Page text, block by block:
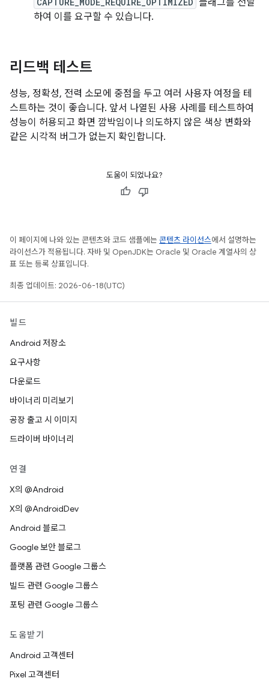
플래그를 전달
하여 이를 요구할 수 있습니다.
리드백 테스트
성능, 정확성, 전력 소모에 중점을 두고 여러 사용자 여정을 테
스트하는 것이 좋습니다. 앞서 나열된 사용 사례를 테스트하여
성능이 허용되고 화면 깜박임이나 의도하지 않은 색상 변화와
같은 시각적 버그가 없는지 확인합니다.
도움이 되었나요?
이 페이지에 나와 있는 콘텐츠와 코드 샘플에는 콘텐츠 라이선스에서 설명하는
라이선스가 적용됩니다. 자바 및 OpenJDK는 Oracle 및 Oracle 계열사의 상
표 또는 등록 상표입니다.
최종 업데이트: 2026-06-18(UTC)
빌드
Android 저장소
요구사항
다운로드
바이너리 미리보기
공장 출고 시 이미지
드라이버 바이너리
연결
X의 @Android
X의 @AndroidDev
Android 블로그
Google 보안 블로그
플랫폼 관련 Google 그룹스
빌드 관련 Google 그룹스
포팅 관련 Google 그룹스
도움받기
Android 고객센터
Pixel 고객센터